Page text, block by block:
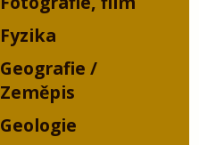
Fyzika
Geografie /
Zeměpis
Geologie